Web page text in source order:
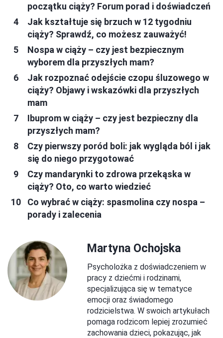
początku ciąży? Forum porad i doświadczeń
Jak kształtuje się brzuch w 12 tygodniu
ciąży? Sprawdź, co możesz zauważyć!
Nospa w ciąży – czy jest bezpiecznym
wyborem dla przyszłych mam?
Jak rozpoznać odejście czopu śluzowego w
ciąży? Objawy i wskazówki dla przyszłych
mam
Ibuprom w ciąży – czy jest bezpieczny dla
przyszłych mam?
Czy pierwszy poród boli: jak wygląda ból i jak
się do niego przygotować
Czy mandarynki to zdrowa przekąska w
ciąży? Oto, co warto wiedzieć
Co wybrać w ciąży: spasmolina czy nospa –
porady i zalecenia
Martyna Ochojska
Psycholożka z doświadczeniem w
pracy z dziećmi i rodzinami,
specjalizująca się w tematyce
emocji oraz świadomego
rodzicielstwa. W swoich artykułach
pomaga rodzicom lepiej zrozumieć
zachowania dzieci, pokazując, jak